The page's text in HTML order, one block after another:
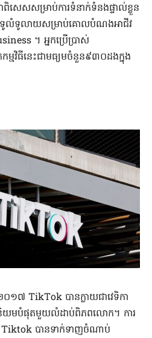
ពិសេសសម្រាប់ការទំនាក់ទំនងផ្ទាល់ខ្លួន
ែទូលំទូលាយសម្រាប់គោលបំណងអាជីវ
។ អ្នកប្រើប្រាស់
មវិធីនេះជាមធ្យមចំនួន៩៣០ដងក្នុង
០១៧ TikTok បានក្លាយជាវេទិកា
និយមបំផុតមួយលំដាប់ពិភពលោក។ ការ
ើ Tiktok បានទាក់ទាញចំណាប់